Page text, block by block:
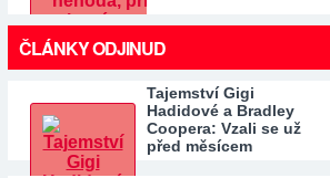
ČLÁNKY ODJINUD
Tajemství Gigi
Hadidové a Bradley
Coopera: Vzali se už
před měsícem